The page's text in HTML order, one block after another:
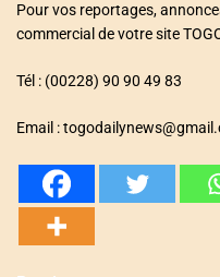
Pour vos reportages,
commercial de votre site
Tél : (00228) 90 90 49 83
Email :